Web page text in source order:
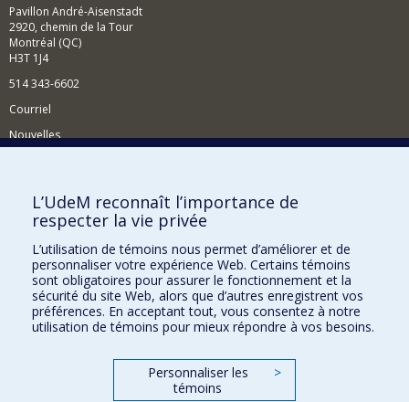
Pavillon André-Aisenstadt
2920, chemin de la Tour
Montréal (QC)
H3T 1J4
514 343-6602
Courriel
Nouvelles
Comment soutenir le Département?
BESOIN D'AIDE?
Plan du site
Signaler une erreur
Accessibilité
FACULTÉ DES ARTS ET DES SCIENCES
Nos départements et écoles
L’UdeM reconnaît l’importance de
respecter la vie privée
L’utilisation de témoins nous permet d’améliorer et de
personnaliser votre expérience Web. Certains témoins
sont obligatoires pour assurer le fonctionnement et la
sécurité du site Web, alors que d’autres enregistrent vos
préférences. En acceptant tout, vous consentez à notre
utilisation de témoins pour mieux répondre à vos besoins.
Personnaliser les
témoins
>